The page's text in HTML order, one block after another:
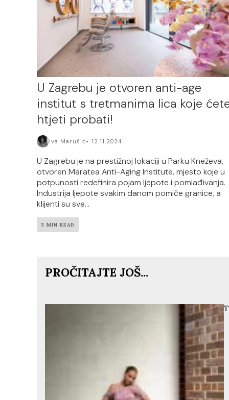
U Zagrebu je otvoren anti-age
institut s tretmanima lica koje
htjeti probati!
Iva Marušić 12.11.2024.
U Zagrebu je na prestižnoj lokaciji u Parku Kneževa,
otvoren Maratea Anti-Aging Institute, mjesto koje u
potpunosti redefinira pojam ljepote i pomlađivanja.
Industrija ljepote svakim danom pomiče granice, a
klijenti su sve...
3 MIN READ
PROČITAJTE JOŠ...